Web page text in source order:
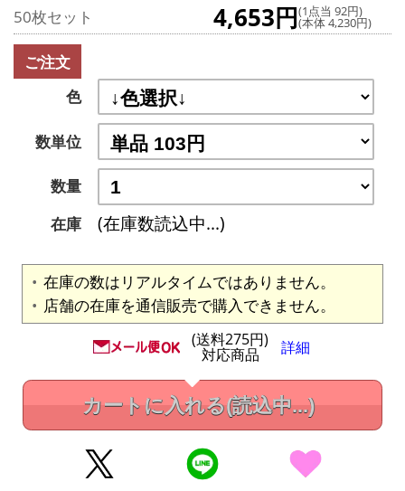
50枚セット 4,653円(1点当 92円)
(本体 4,230円)
ご注文
色
数単位
数量
在庫
(在庫数読込中...)
在庫の数はリアルタイムではありません。
店舗の在庫を通信販売で購入できません。
(送料275円)
対応商品 詳細
カートに入れる(読込中...)